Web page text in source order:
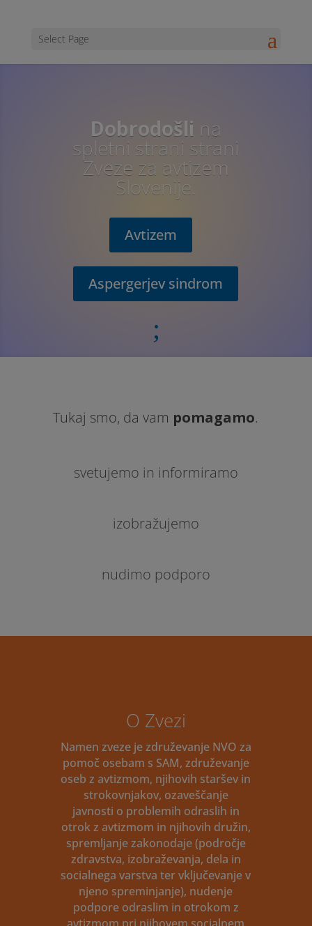
Select Page
Dobrodošli na
spletni strani strani
Zveze za avtizem
Slovenije.
Avtizem
Aspergerjev sindrom
;
Tukaj smo, da vam pomagamo.
svetujemo in informiramo
izobražujemo
nudimo podporo
O Zvezi
Namen zveze je združevanje NVO za
pomoč osebam s SAM, združevanje
oseb z avtizmom, njihovih staršev in
strokovnjakov, ozaveščanje
javnosti o problemih odraslih in
otrok z avtizmom in njihovih družin,
spremljanje zakonodaje (področje
zdravstva, izobraževanja, dela in
socialnega varstva ter vključevanje v
njeno spreminjanje), nudenje
podpore odraslim in otrokom z